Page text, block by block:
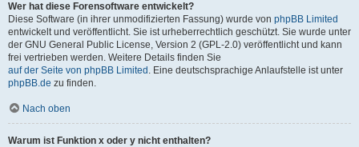
Wer hat diese Forensoftware entwickelt?
Diese Software (in ihrer unmodifizierten Fassung) wurde von phpBB Limited
entwickelt und veröffentlicht. Sie ist urheberrechtlich geschützt. Sie wurde unter
der GNU General Public License, Version 2 (GPL-2.0) veröffentlicht und kann
frei vertrieben werden. Weitere Details finden Sie
auf der Seite von phpBB Limited . Eine deutschsprachige Anlaufstelle ist unter
phpBB.de zu finden.
Nach oben
Warum ist Funktion x oder y nicht enthalten?